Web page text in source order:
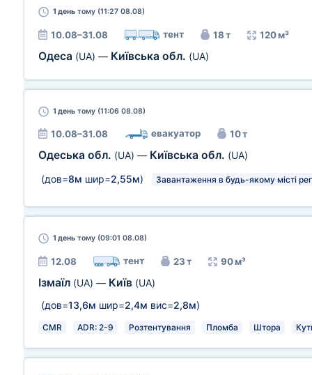
1 день тому (11:27 08.08)
10.08–31.08 тент 18 т 120 м³
Одеса (UA) — Київська обл. (UA)
1 день тому (11:06 08.08)
10.08–31.08 евакуатор 10 т
Одеська обл. (UA) — Київська обл. (UA)
(дов=8м шир=2,55м) Завантаження в будь-якому місті
1 день тому (09:01 08.08)
12.08 тент 23 т 90 м³
Ізмаїл (UA) — Київ (UA)
(дов=13,6м шир=2,4м вис=2,8м)
CMR ADR: 2-9 Розтентування Пломба Штора